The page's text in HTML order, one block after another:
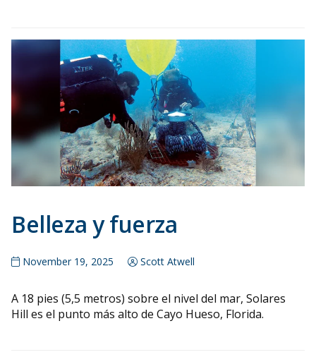
Belleza y fuerza
November 19, 2025 Scott Atwell
A 18 pies (5,5 metros) sobre el nivel del mar, Solares
Hill es el punto más alto de Cayo Hueso, Florida.